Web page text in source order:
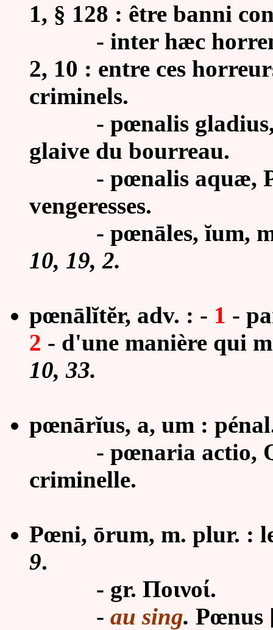
1, § 128 : être banni
- inter hæc
2, 10 : entre ces
criminels.
- pœnalis gladius,
glaive du bourreau.
- pœnalis aquæ,
vengeresses.
- pœnāles, ĭum, m.
10, 19, 2.
pœnālĭtĕr, adv. : - 1 -
2 - d'une manière qui
10, 33.
pœnārĭus, a, um :
- pœnaria actio,
criminelle.
Pœni, ōrum, m. plur. :
9.
- gr. Ποινοί.
- au sing. Pœnus